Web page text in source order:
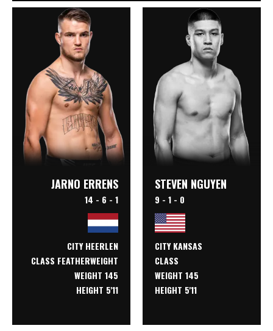
JARNO ERRENS
14 - 6 - 1
CITY HEERLEN
CLASS FEATHERWEIGHT
WEIGHT 145
HEIGHT 5'11
STEVEN NGUYEN
9 - 1 - 0
CITY KANSAS
CLASS
WEIGHT 145
HEIGHT 5'11